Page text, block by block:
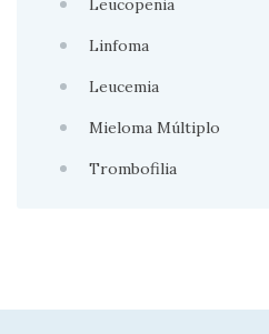
Leucopenia
Linfoma
Leucemia
Mieloma Múltiplo
Trombofilia